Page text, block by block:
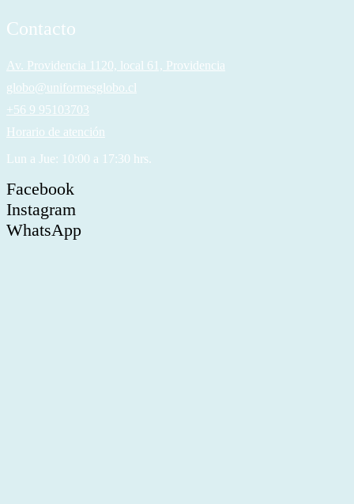
Contacto
Av. Providencia 1120, local 61, Providencia
globo@uniformesglobo.cl
+56 9 95103703
Horario de atención
Lun a Jue: 10:00 a 17:30 hrs.
Facebook
Instagram
WhatsApp